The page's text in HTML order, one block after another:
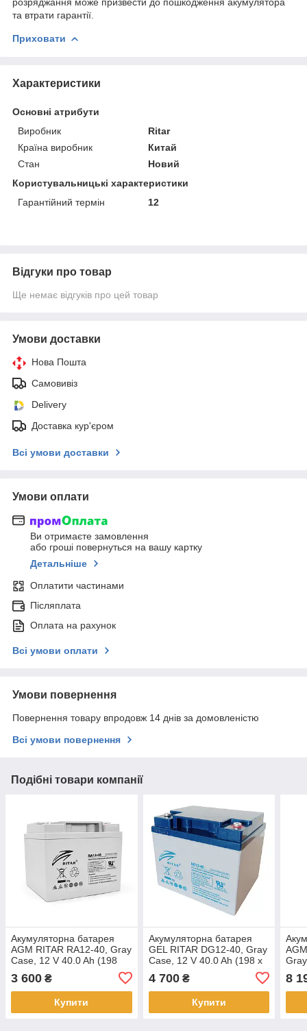
та втрати гарантії.
Приховати
Характеристики
Основні атрибути
Виробник
Ritar
Країна виробник
Китай
Стан
Новий
Користувальницькі характеристики
Гарантійний термін
12
Відгуки про товар
Ще немає відгуків про цей товар
Умови доставки
Нова Пошта
Самовивіз
Delivery
Доставка кур'єром
Всі умови доставки
Умови оплати
Ви отримаєте замовлення
або гроші повернуться на вашу картку
Детальніше
Оплатити частинами
Післяплата
Оплата на рахунок
Всі умови оплати
Умови повернення
Повернення товару впродовж 14 днів за домовленістю
Всі умови повернення
Подібні товари компанії
Акумуляторна батарея
AGM RITAR RA12-40, Gray
Case, 12 V 40.0 Ah (198
3 600 ₴
Купити
Акумуляторна батарея
GEL RITAR DG12-40, Gray
Case, 12 V 40.0 Ah (198 х
166 х 169 (169)), 12.8 kg
Q1/60
4 700₴
Купити
8